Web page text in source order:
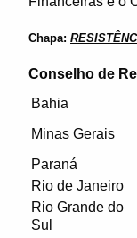
Chapa:
Conselho de
Bahia
Minas Gerais
Paraná
Rio de Janeiro
Rio Grande do
Sul